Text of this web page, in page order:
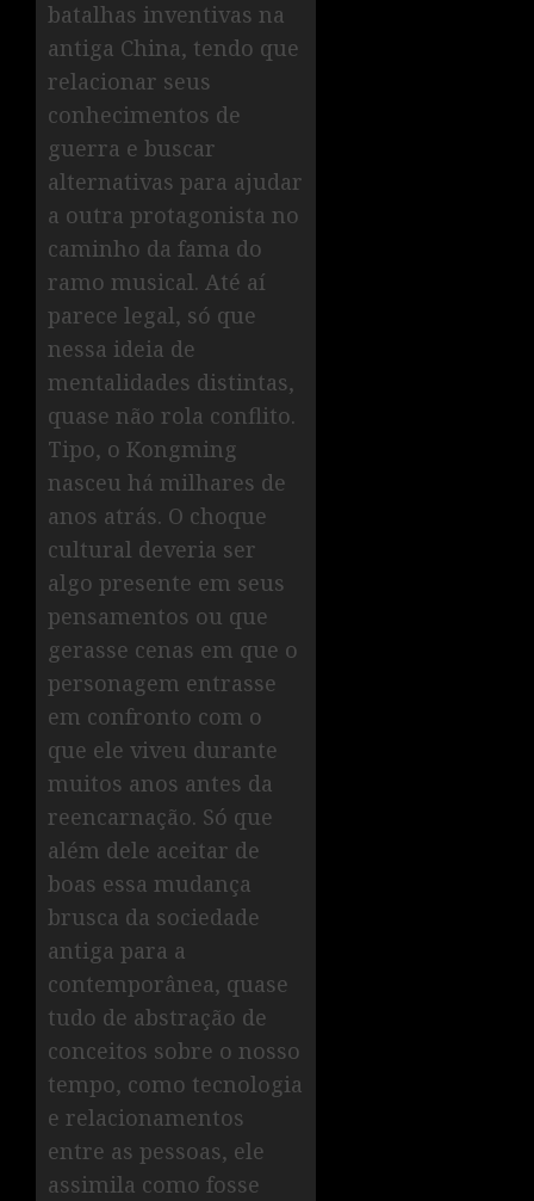
batalhas inventivas na
antiga China, tendo que
relacionar seus
conhecimentos de
guerra e buscar
alternativas para ajudar
a outra protagonista no
caminho da fama do
ramo musical. Até aí
parece legal, só que
nessa ideia de
mentalidades distintas,
quase não rola conflito.
Tipo, o Kongming
nasceu há milhares de
anos atrás. O choque
cultural deveria ser
algo presente em seus
pensamentos ou que
gerasse cenas em que o
personagem entrasse
em confronto com o
que ele viveu durante
muitos anos antes da
reencarnação. Só que
além dele aceitar de
boas essa mudança
brusca da sociedade
antiga para a
contemporânea, quase
tudo de abstração de
conceitos sobre o nosso
tempo, como tecnologia
e relacionamentos
entre as pessoas, ele
assimila como fosse